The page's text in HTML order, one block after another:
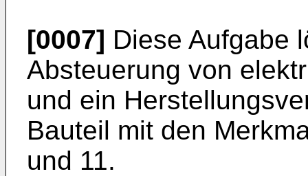
[0007] Diese Aufgabe
Absteuerung von
und ein
Bauteil mit den
und 11.